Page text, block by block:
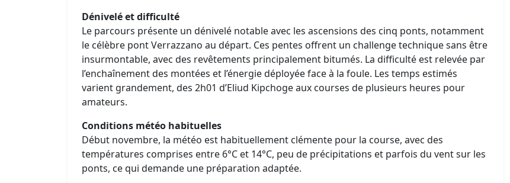
Dénivelé et difficulté
Le parcours présente un dénivelé notable avec les ascensions des cinq ponts, notamment
le célèbre pont Verrazzano au départ. Ces pentes offrent un challenge technique sans être
insurmontable, avec des revêtements principalement bitumés. La difficulté est relevée par
l’enchaînement des montées et l’énergie déployée face à la foule. Les temps estimés
varient grandement, des 2h01 d’Eliud Kipchoge aux courses de plusieurs heures pour
amateurs.
Conditions météo habituelles
Début novembre, la météo est habituellement clémente pour la course, avec des
températures comprises entre 6°C et 14°C, peu de précipitations et parfois du vent sur les
ponts, ce qui demande une préparation adaptée.